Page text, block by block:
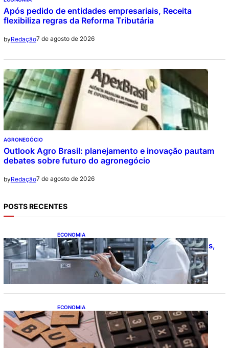
Após pedido de entidades empresariais, Receita
flexibiliza regras da Reforma Tributária
byRedação7 de agosto de 2026
AGRONEGÓCIO
Outlook Agro Brasil: planejamento e inovação pautam
debates sobre futuro do agronegócio
byRedação7 de agosto de 2026
POSTS RECENTES
ECONOMIA
CNI: indústria investe em máquinas novas,
mas modernização tecnológica avança
lentamente
ECONOMIA
Após pedido de entidades empresariais,
Receita flexibiliza regras da Reforma
Tributária